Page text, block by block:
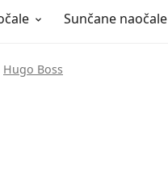
Sunčane naočale
Hugo Boss